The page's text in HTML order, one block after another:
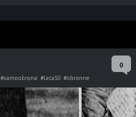
0
#samoobrona #lata50 #obronne